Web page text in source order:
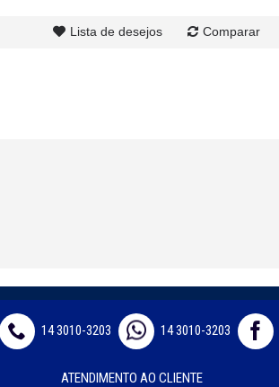
Lista de desejos Comparar
14 3010-3203 14 3010-3203
ATENDIMENTO AO CLIENTE